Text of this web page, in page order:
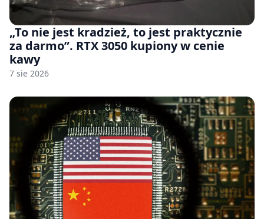
„To nie jest kradzież, to jest praktycznie
za darmo”. RTX 3050 kupiony w cenie
kawy
7 sie 2026